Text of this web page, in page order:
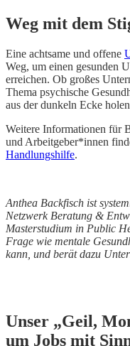
Weg mit dem
Eine achtsame und offene
Weg, um einen gesunden
erreichen. Ob großes
Thema psychische
aus der dunkeln Ecke
Weitere Informationen für
und Arbeitgeber*innen
Handlungshilfe.
Anthea Backfisch ist
Netzwerk Beratung &
Masterstudium in Public
Frage wie mentale
kann, und berät dazu
Unser „Geil,
um Jobs mit